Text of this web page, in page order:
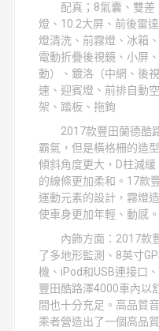
配真；8氣囊、雙差
燈、10.2大屏、前後雷
燈清洗、前霧燈、冰箱
電動折疊後視鏡、小屏
動）、鍍洛（中網、後
速、迎賓燈、前排自動
架、踏板、拖鉤
2017款豐田蘭德酷路
霸氣，但是橫格柵的造
傾斜角度更大，D柱減
的線條更加柔和。17款
運動元素的設計，霧燈
使車身更加年輕、動感。
內飾方面：2017款豐
了多地形監測、8英寸
機、iPod和USB連接口
豐田酷路澤4000車內以
間也十分充足。高品質
乘者營造出了一個高品